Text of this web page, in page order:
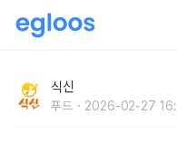
식신
푸드 2026-02-27